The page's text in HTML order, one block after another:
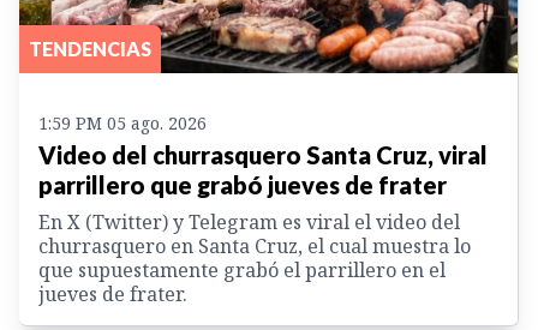
TENDENCIAS
1:59 PM 05 ago. 2026
Video del churrasquero Santa Cruz, viral
parrillero que grabó jueves de frater
En X (Twitter) y Telegram es viral el video del
churrasquero en Santa Cruz, el cual muestra lo
que supuestamente grabó el parrillero en el
jueves de frater.